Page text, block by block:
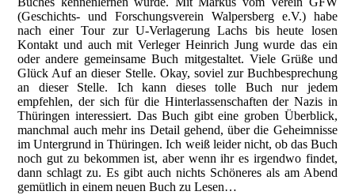
(Geschichts- und Forschungsverein Walpersberg e.V.) habe
nach einer Tour zur U-Verlagerung Lachs bis heute losen
Kontakt und auch mit Verleger Heinrich Jung wurde das ein
oder andere gemeinsame Buch mitgestaltet. Viele Grüße und
Glück Auf an dieser Stelle. Okay, soviel zur Buchbesprechung
an dieser Stelle. Ich kann dieses tolle Buch nur jedem
empfehlen, der sich für die Hinterlassenschaften der Nazis in
Thüringen interessiert. Das Buch gibt eine groben Überblick,
manchmal auch mehr ins Detail gehend, über die Geheimnisse
im Untergrund in Thüringen. Ich weiß leider nicht, ob das Buch
noch gut zu bekommen ist, aber wenn ihr es irgendwo findet,
dann schlagt zu. Es gibt auch nichts Schöneres als am Abend
gemütlich in einem neuen Buch zu Lesen…